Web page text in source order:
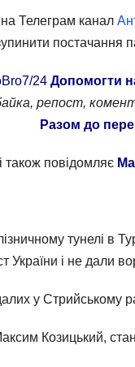
Телеграм канал
постачання
24 Допомогти
репост,
Разом до
також повідомляє
тунелі в
України і не дали
у Стрийському
Козицький,